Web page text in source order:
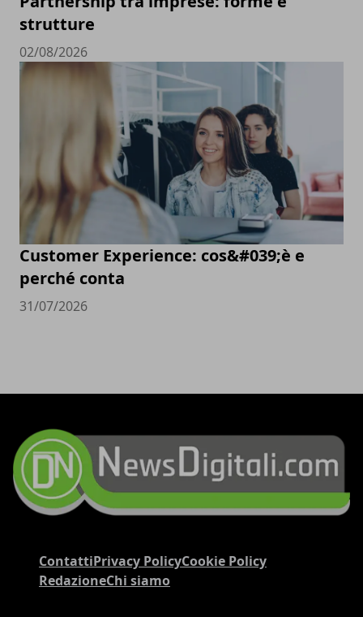
strutture
02/08/2026
Customer Experience: cos&#039;è e
perché conta
31/07/2026
ContattiPrivacy PolicyCookie Policy
RedazioneChi siamo